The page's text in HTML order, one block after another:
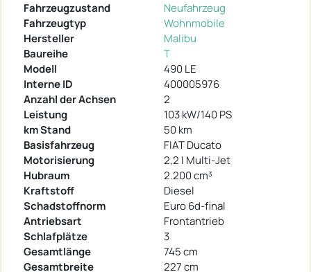
Fahrzeugzustand
Neufahrzeug
Fahrzeugtyp
Wohnmobile
Hersteller
Malibu
Baureihe
T
Modell
490 LE
Interne ID
400005976
Anzahl der Achsen
2
Leistung
103 kW/140 PS
km Stand
50 km
Basisfahrzeug
FIAT Ducato
Motorisierung
2,2 l Multi-Jet
Hubraum
2.200 cm³
Kraftstoff
Diesel
Schadstoffnorm
Euro 6d-final
Antriebsart
Frontantrieb
Schlafplätze
3
Gesamtlänge
745 cm
Gesamtbreite
227 cm